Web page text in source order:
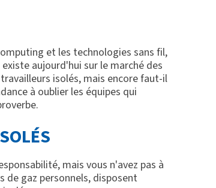
et les technologies sans fil,
aujourd'hui sur le marché des
isolés, mais encore faut-il
à oublier les équipes qui
mais vous n'avez pas à
de gaz personnels, disposent